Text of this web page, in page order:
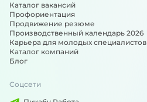
Каталог вакансий
Профориентация
Продвижение резюме
Производственный календарь 2026
Карьера для молодых специалистов
Каталог компаний
Блог
Соцсети